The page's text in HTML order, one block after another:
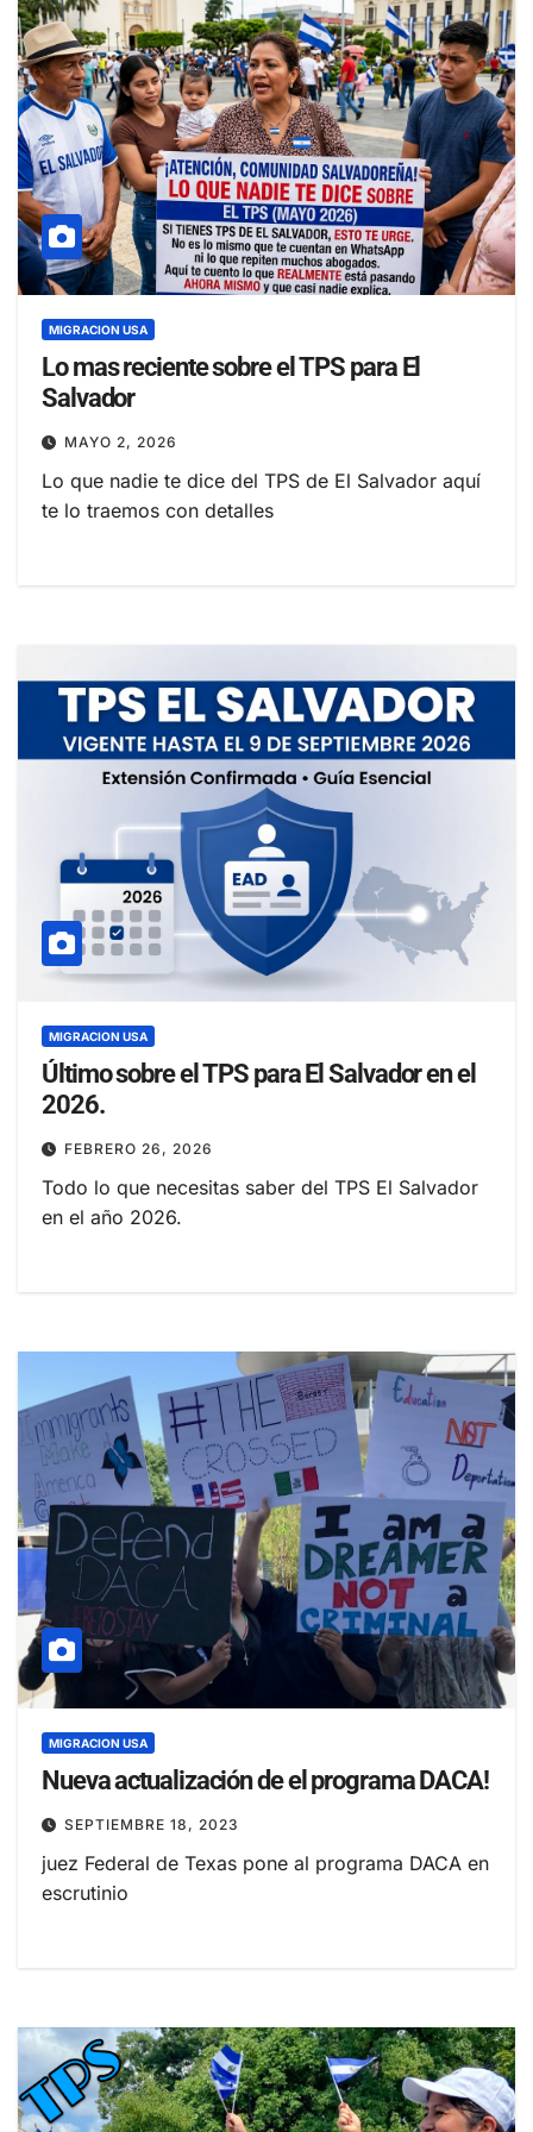
MIGRACION USA
Lo mas reciente sobre el TPS para El
Salvador
MAYO 2, 2026
Lo que nadie te dice del TPS de El Salvador aquí
te lo traemos con detalles
MIGRACION USA
Último sobre el TPS para El Salvador en el
2026.
FEBRERO 26, 2026
Todo lo que necesitas saber del TPS El Salvador
en el año 2026.
MIGRACION USA
Nueva actualización de el programa DACA!
SEPTIEMBRE 18, 2023
juez Federal de Texas pone al programa DACA en
escrutinio